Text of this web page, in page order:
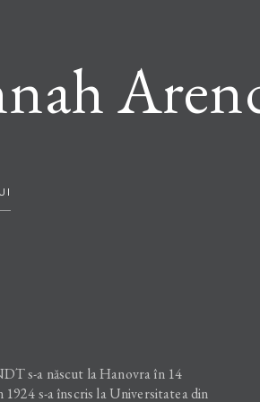
s-a născut la Hanovra în 14
s-a înscris la Universitatea din